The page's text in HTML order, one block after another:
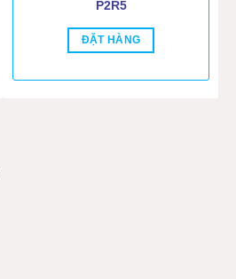
P2R5
ĐẶT HÀNG